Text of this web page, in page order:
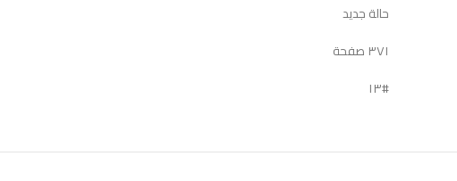
حالة جديد
٣٧١ صفحة
#١٣